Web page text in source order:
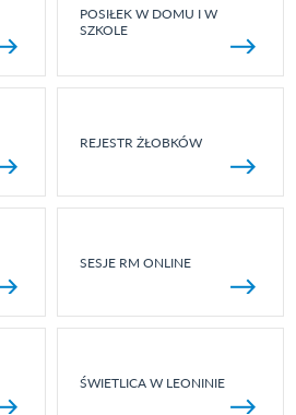
POSIŁEK W DOMU I W
SZKOLE
REJESTR ŻŁOBKÓW
SESJE RM ONLINE
ŚWIETLICA W LEONINIE